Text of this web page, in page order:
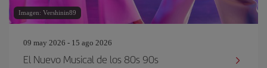
Imagen: Vershinin89
09 may 2026 - 15 ago 2026
El Nuevo Musical de los 80s 90s